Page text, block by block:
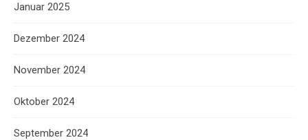
Januar 2025
Dezember 2024
November 2024
Oktober 2024
September 2024